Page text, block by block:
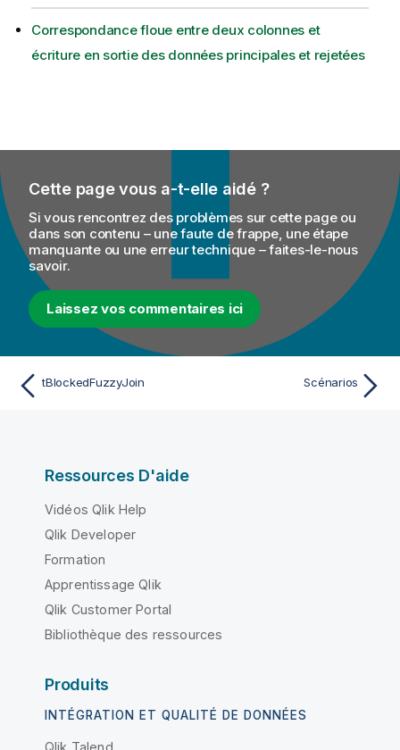
Correspondance floue entre deux colonnes et
écriture en sortie des données principales et rejetées
Cette page vous a-t-elle aidé ?
Si vous rencontrez des problèmes sur cette page ou
dans son contenu – une faute de frappe, une étape
manquante ou une erreur technique – faites-le-nous
savoir.
Laissez vos commentaires ici
tBlockedFuzzyJoin Scénarios
Ressources D'aide
Vidéos Qlik Help
Qlik Developer
Formation
Apprentissage Qlik
Qlik Customer Portal
Bibliothèque des ressources
Produits
INTÉGRATION ET QUALITÉ DE DONNÉES
Qlik Talend